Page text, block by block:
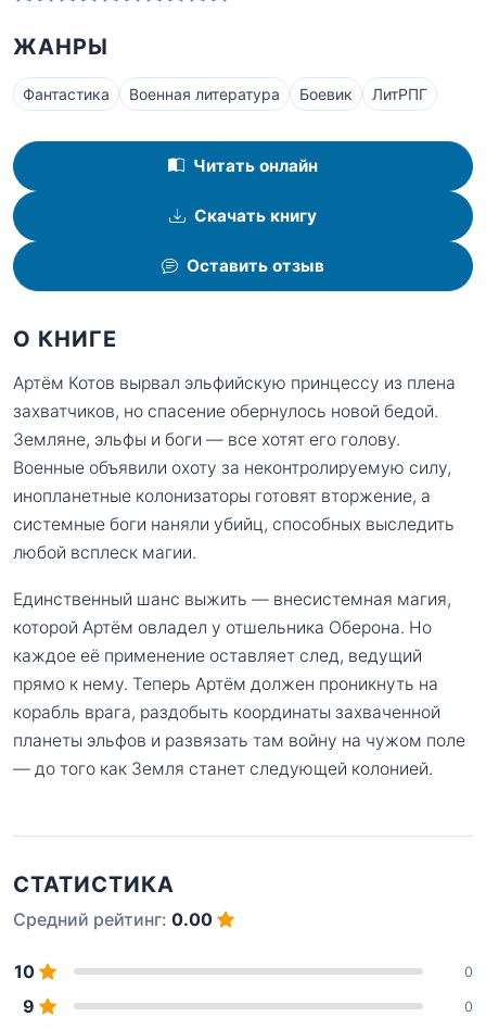
ЖАНРЫ
Фантастика Военная литература Боевик ЛитРПГ
Читать онлайн
Скачать книгу
Оставить отзыв
О КНИГЕ
Артём Котов вырвал эльфийскую принцессу из плена
захватчиков, но спасение обернулось новой бедой.
Земляне, эльфы и боги — все хотят его голову.
Военные объявили охоту за неконтролируемую силу,
инопланетные колонизаторы готовят вторжение, а
системные боги наняли убийц, способных выследить
любой всплеск магии.
Единственный шанс выжить — внесистемная магия,
которой Артём овладел у отшельника Оберона. Но
каждое её применение оставляет след, ведущий
прямо к нему. Теперь Артём должен проникнуть на
корабль врага, раздобыть координаты захваченной
планеты эльфов и развязать там войну на чужом поле
— до того как Земля станет следующей колонией.
СТАТИСТИКА
Средний рейтинг: 0.00
10 0
9 0